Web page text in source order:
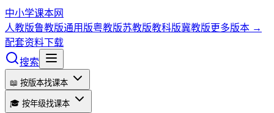
中小学课本网
人教版鲁教版通用版粤教版苏教版教科版冀教版更多版本 →
配套资料下载
搜索
📖 按版本找课本
🎓 按年级找课本